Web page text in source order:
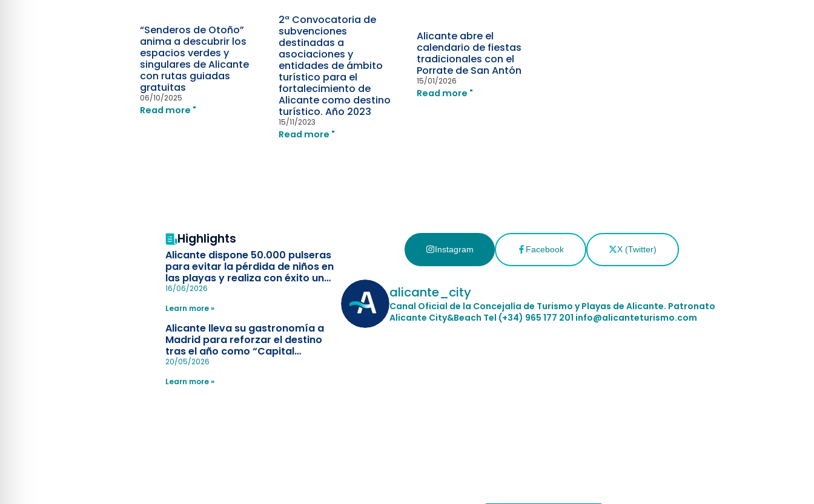
“Senderos de Otoño”
anima a descubrir los
espacios verdes y
singulares de Alicante
con rutas guiadas
gratuitas
06/10/2025
Read more "
2ª Convocatoria de
subvenciones
destinadas a
asociaciones y
entidades de ámbito
turístico para el
fortalecimiento de
Alicante como destino
turístico. Año 2023
15/11/2023
Read more "
Alicante abre el
calendario de fiestas
tradicionales con el
Porrate de San Antón
15/01/2026
Read more "
Highlights
Alicante dispone 50.000 pulseras
para evitar la pérdida de niños en
las playas y realiza con éxito un
simulacro de socorrismo
16/06/2026
Learn more »
Alicante lleva su gastronomía a
Madrid para reforzar el destino
tras el año como “Capital
Española”
20/05/2026
Learn more »
Instagram Facebook X (Twitter)
alicante_city
Canal Oficial de la Concejalía de Turismo y Playas de Alicante. Patronato
Alicante City&Beach Tel (+34) 965 177 201 info@alicanteturismo.com